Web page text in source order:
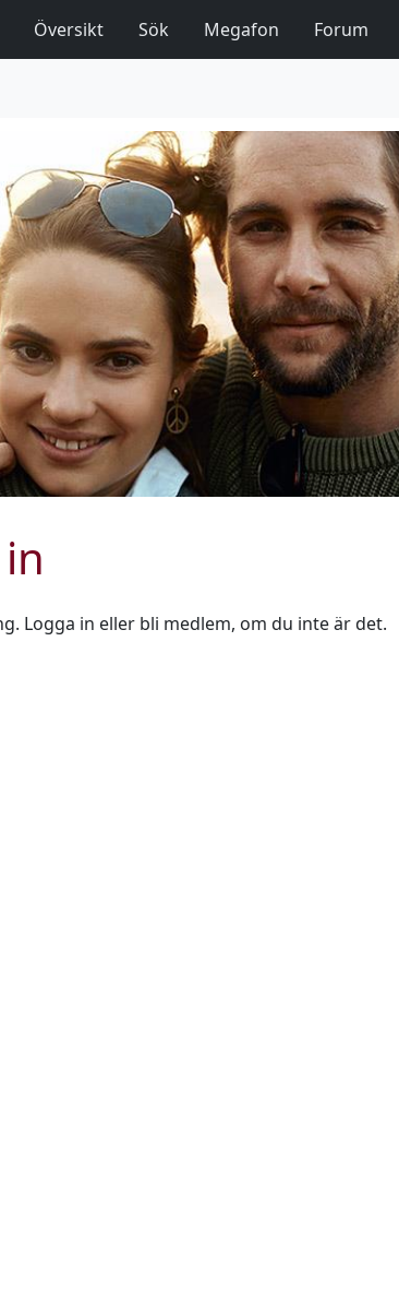
Översikt Sök Megafon Forum
Logga in eller bli medlem, om du inte är det.